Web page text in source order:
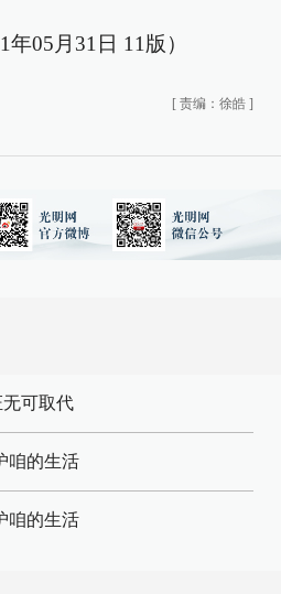
年05月31日 11版）
[ 责编：徐皓 ]
可取代
咱的生活
咱的生活